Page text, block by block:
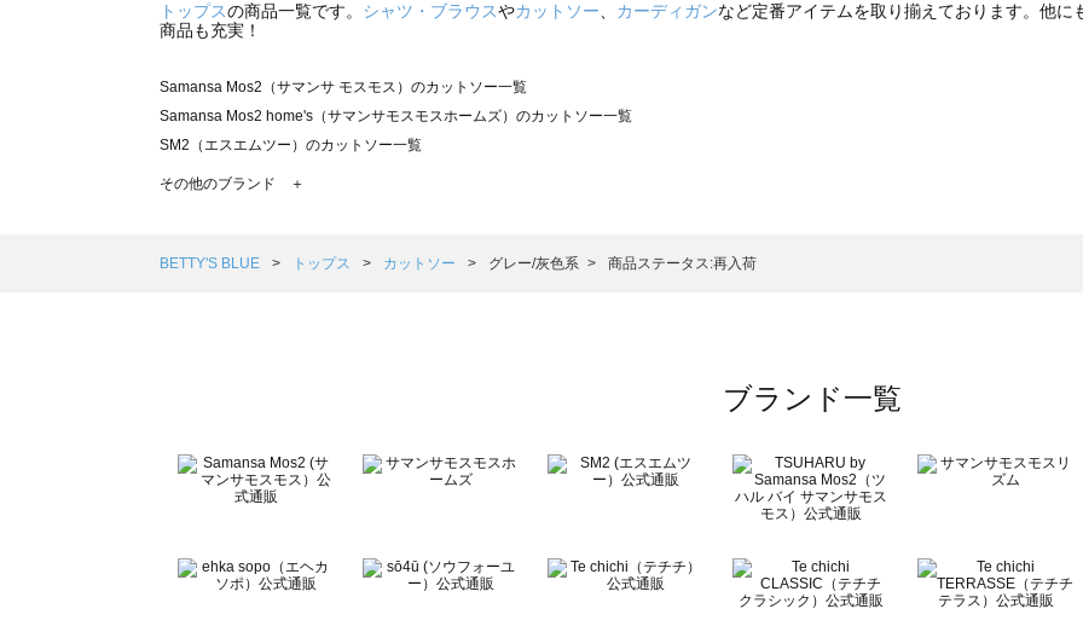
トップスの商品一覧です。 シャツ・ブラウスやカットソー カーディガンなど定番アイテムを取り揃えております。他に
商品も充実！
Samansa Mos2（サマンサ モスモス）のカットソー一覧
Samansa Mos2 home's（サマンサモスモスホームズ）のカットソー一覧
SM2（エスエムツー）のカットソー一覧
TSUHARU by Samansa Mos2（ツハルバイサマンサモスモス）のカットソー一覧
Samansa Mos2 Lagom（サマンサモスモス ラーゴム）のカットソー一覧
BETTY'S BLUE（べティーズブルー）のカットソー一覧
Wpc.（ワールドパーティー）のカットソー一覧
その他のブランド ＋
BETTY'S BLUE トップス カットソー グレー/灰色系 商品ステータス:再入荷
ブランド一覧